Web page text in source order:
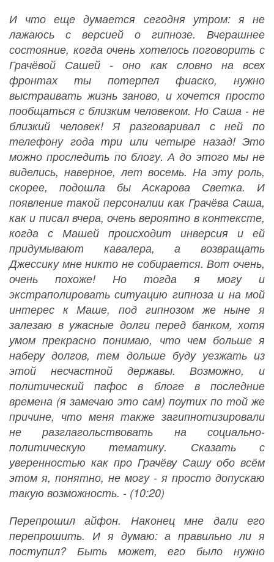
И что еще думается сегодня утром: я не
лажаюсь с версией о гипнозе. Вчерашнее
состояние, когда очень хотелось поговорить с
Грачёвой Сашей - оно как словно на всех
фронтах ты потерпел фиаско, нужно
выстраивать жизнь заново, и хочется просто
пообщаться с близким человеком. Но Саша - не
близкий человек! Я разговаривал с ней по
телефону года три или четыре назад! Это
можно проследить по блогу. А до этого мы не
виделись, наверное, лет восемь. На эту роль,
скорее, подошла бы Аскарова Светка. И
появление такой персоналии как Грачёва Саша,
как и писал вчера, очень вероятно в контексте,
когда с Машей происходит инверсия и ей
придумывают кавалера, а возвращать
Джессику мне никто не собирается. Вот очень,
очень похоже! Но тогда я могу и
экстраполировать ситуацию гипноза и на мой
интерес к Маше, под гипнозом же ныне я
залезаю в ужасные долги перед банком, хотя
умом прекрасно понимаю, что чем больше я
наберу долгов, тем дольше буду уезжать из
этой несчастной державы. Возможно, и
политический пафос в блоге в последние
времена (я замечаю это сам) поутих по той же
причине, что меня также загипнотизировали
не разглагольствовать на социально-
политическую тематику. Сказать с
уверенностью как про Грачёву Сашу обо всём
этом я, понятно, не могу - я просто допускаю
такую возможность. - (10:20)
Перепрошил айфон. Наконец мне дали его
перепрошить. И я думаю: а правильно ли я
поступил? Быть может, его было нужно